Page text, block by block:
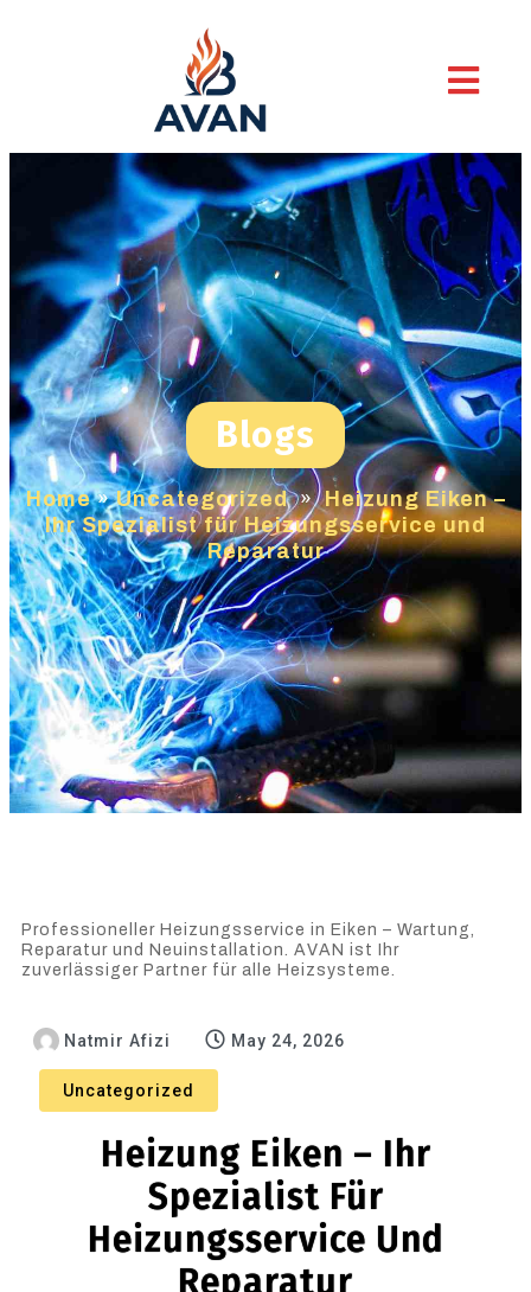
Blogs
Home»Uncategorized » Heizung Eiken –
Ihr Spezialist für Heizungsservice und
Reparatur
Professioneller Heizungsservice in Eiken – Wartung,
Reparatur und Neuinstallation. AVAN ist Ihr
zuverlässiger Partner für alle Heizsysteme.
Natmir Afizi May 24, 2026
Uncategorized
Heizung Eiken – Ihr
Spezialist Für
Heizungsservice Und
Reparatur